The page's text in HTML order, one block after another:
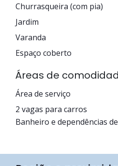
Churrasqueira (com pia)
Jardim
Varanda
Espaço coberto
Áreas de
Área de serviço
2 vagas para carros
Banheiro e dependências